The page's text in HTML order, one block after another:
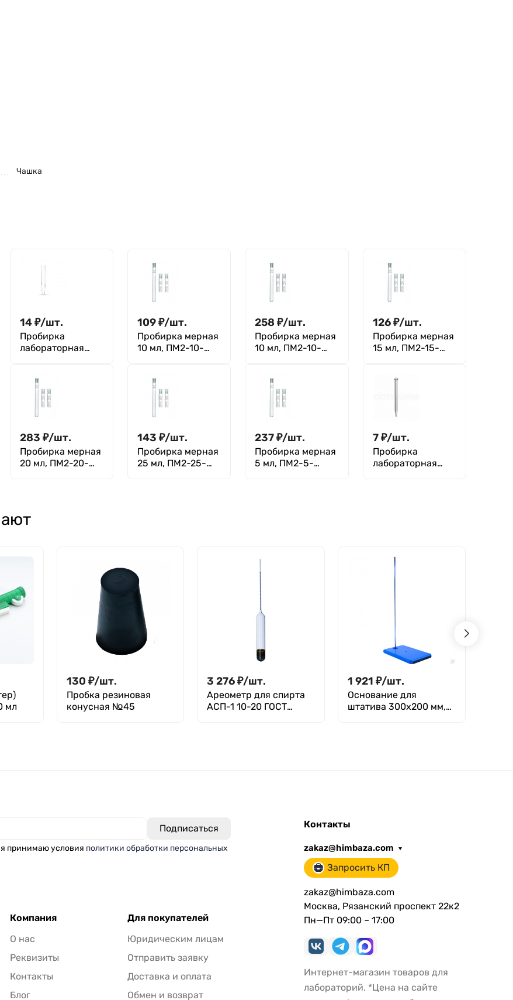
Чашка
14₽/шт.
Пробирка
лабораторная
неградуированна
я) П-1-10, ХС
109₽/шт.
Пробирка мерная
10 мл, ПМ2-10-
258 ₽/шт.
Пробирка мерная
10 мл, ПМ2-10-
пробкой
126₽/шт.
Пробирка мерная
15 мл, ПМ2-15-
283 ₽/шт.
Пробирка мерная
20 мл, ПМ2-20-
143 ₽/шт.
Пробирка мерная
25 мл, ПМ2-25-
237₽/шт.
Пробирка мерная
5 мл, ПМ2-5-
7₽/шт.
Пробирка
лабораторная
мл
130 ₽/шт.
Пробка резиновая
конусная №45
3 276₽/шт.
Ареометр для спирта
АСП-1 10-20 ГОСТ
1 921 ₽/шт.
Основание для
штатива 300х200 мм,
принимаю условия политики обработки персональных
Компания
О нас
Реквизиты
Контакты
Блог
Для покупателей
Юридическим лицам
Отправить заявку
Доставка и оплата
Обмен и возврат
Контакты
zakaz@himbaza.com
Запросить КП
zakaz@himbaza.com
Москва, Рязанский проспект 22к2
Пн—Пт 09:00 – 17:00
Интернет-магазин товаров для
лабораторий. *Цена на сайте